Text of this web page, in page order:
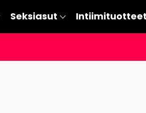
Seksiasut Intiimituotteet